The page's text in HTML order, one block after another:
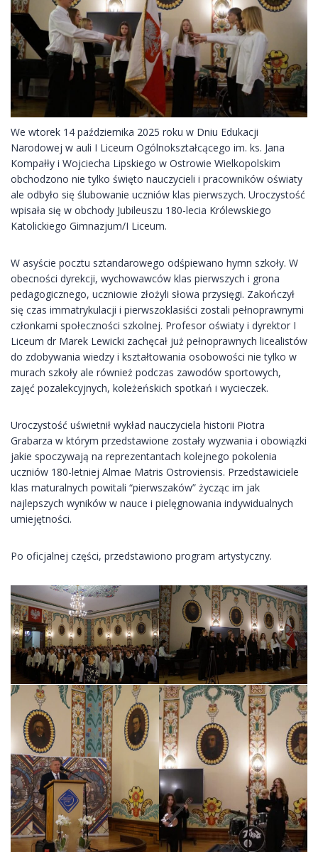
We wtorek 14 października 2025 roku w Dniu Edukacji
Narodowej w auli I Liceum Ogólnokształcącego im. ks. Jana
Kompałły i Wojciecha Lipskiego w Ostrowie Wielkopolskim
obchodzono nie tylko święto nauczycieli i pracowników oświaty
ale odbyło się ślubowanie uczniów klas pierwszych. Uroczystość
wpisała się w obchody Jubileuszu 180-lecia Królewskiego
Katolickiego Gimnazjum/I Liceum.
W asyście pocztu sztandarowego odśpiewano hymn szkoły. W
obecności dyrekcji, wychowawców klas pierwszych i grona
pedagogicznego, uczniowie złożyli słowa przysięgi. Zakończył
się czas immatrykulacji i pierwszoklasiści zostali pełnoprawnymi
członkami społeczności szkolnej. Profesor oświaty i dyrektor I
Liceum dr Marek Lewicki zachęcał już pełnoprawnych licealistów
do zdobywania wiedzy i kształtowania osobowości nie tylko w
murach szkoły ale również podczas zawodów sportowych,
zajęć pozalekcyjnych, koleżeńskich spotkań i wycieczek.
Uroczystość uświetnił wykład nauczyciela historii Piotra
Grabarza w którym przedstawione zostały wyzwania i obowiązki
jakie spoczywają na reprezentantach kolejnego pokolenia
uczniów 180-letniej Almae Matris Ostroviensis. Przedstawiciele
klas maturalnych powitali “pierwszaków” życząc im jak
najlepszych wyników w nauce i pielęgnowania indywidualnych
umiejętności.
Po oficjalnej części, przedstawiono program artystyczny.